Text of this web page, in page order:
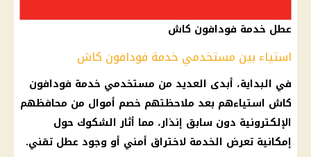
عطل خدمة فودافون كاش
استياء بين مستخدمي خدمة فودافون كاش
في البداية، أبدى العديد من مستخدمي خدمة فودافون
كاش استياءهم بعد ملاحظتهم خصم أموال من محافظهم
الإلكترونية دون سابق إنذار، مما أثار الشكوك حول
إمكانية تعرض الخدمة لاختراق أمني أو وجود عطل تقني.